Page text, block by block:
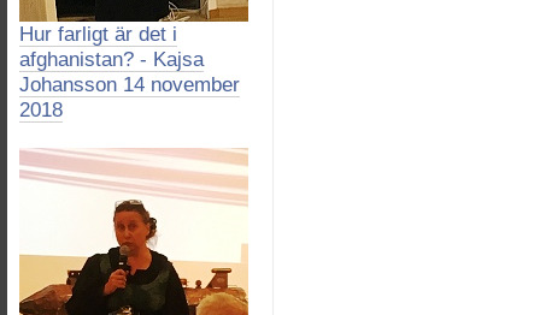
Hur farligt är det i
afghanistan? - Kajsa
Johansson 14 november
2018